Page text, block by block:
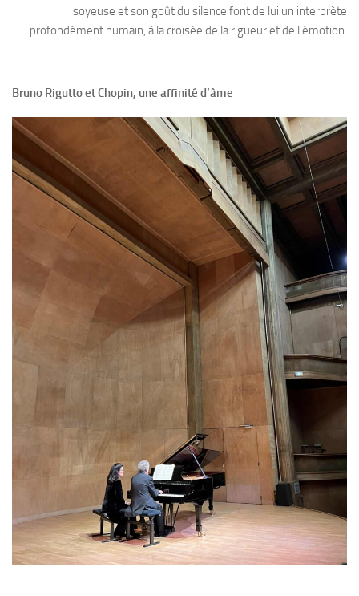
soyeuse et son goût du silence font de lui un interprète
profondément humain, à la croisée de la rigueur et de l’émotion.
Bruno Rigutto et Chopin, une affinité d’âme